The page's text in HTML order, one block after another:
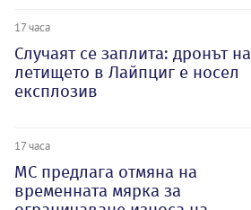
17 часа
Случаят се заплита: дронът на
летището в Лайпциг е носел
експлозив
17 часа
МС предлага отмяна на
временната мярка за